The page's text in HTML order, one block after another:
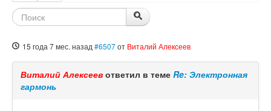
15 года 7 мес. назад #6507от Виталий Алексеев
Виталий Алексеев ответил в теме Re: Электронная
гармонь